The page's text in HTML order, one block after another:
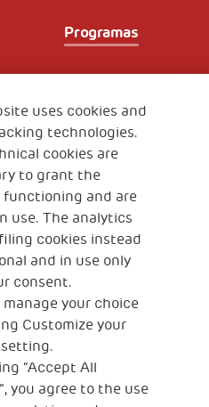
Programas
Generali
Net España
Gómez- Moreno 5.
España
uses cookies and
technologies.
cookies are
to grant the
functioning and are
use. The analytics
cookies instead
and in use only
consent.
manage your choice
Customize your
“Accept All
you agree to the use